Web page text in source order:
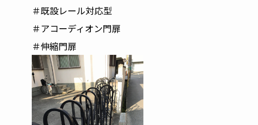
＃既設レール対応型
＃アコーディオン門扉
＃伸縮門扉